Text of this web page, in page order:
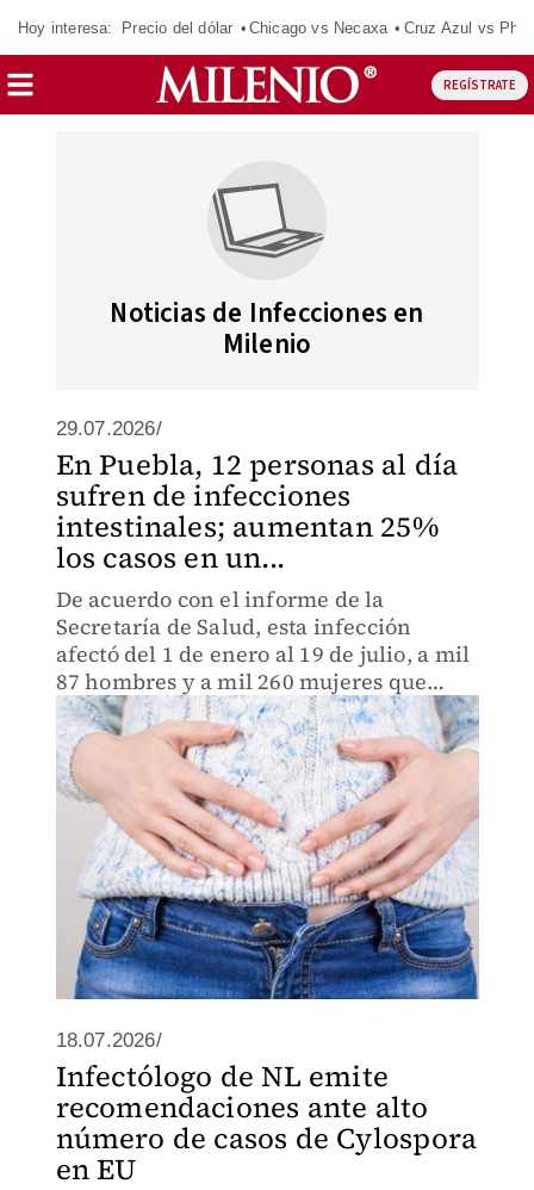
Hoy interesa: Precio del dólar Chicago vs Necaxa Cruz Azul vs
REGÍSTRATE
Noticias de Infecciones en
Milenio
29.07.2026/
En Puebla, 12 personas al día
sufren de infecciones
intestinales; aumentan 25%
los casos en un...
De acuerdo con el informe de la
Secretaría de Salud, esta infección
afectó del 1 de enero al 19 de julio, a mil
87 hombres y a mil 260 mujeres que
fueron atendidas en hospitales de la
entidad.
18.07.2026/
Infectólogo de NL emite
recomendaciones ante alto
número de casos de Cylospora
en EU